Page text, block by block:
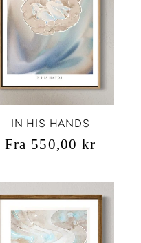
IN HIS HANDS
Vanlig
Fra 550,00 kr